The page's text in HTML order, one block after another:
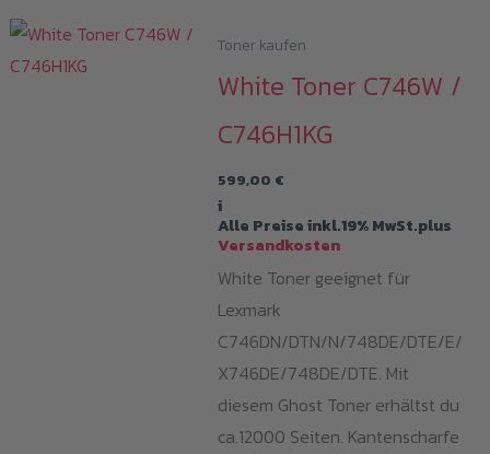
Toner kaufen
White Toner C746W /
C746H1KG
599,00 €
i
Alle Preise inkl.19% MwSt.plus
Versandkosten
White Toner geeignet für
Lexmark
C746DN/DTN/N/748DE/DTE/E/
X746DE/748DE/DTE. Mit
diesem Ghost Toner erhältst du
ca.12000 Seiten. Kantenscharfe